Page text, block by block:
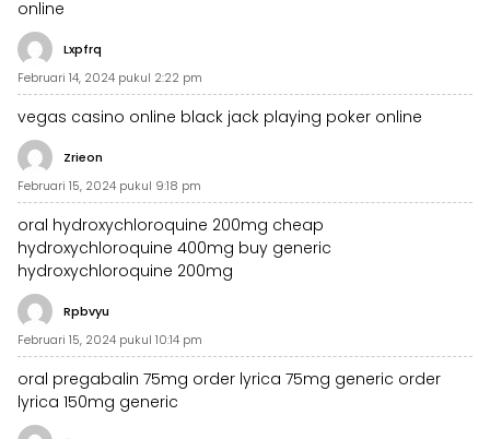
online
Lxpfrq
Februari 14, 2024 pukul 2:22 pm
vegas casino online black jack playing poker online
Zrieon
Februari 15, 2024 pukul 9:18 pm
oral hydroxychloroquine 200mg cheap
hydroxychloroquine 400mg buy generic
hydroxychloroquine 200mg
Rpbvyu
Februari 15, 2024 pukul 10:14 pm
oral pregabalin 75mg order lyrica 75mg generic order
lyrica 150mg generic